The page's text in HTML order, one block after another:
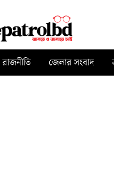
রাজনীতি জেলার সংবাদ